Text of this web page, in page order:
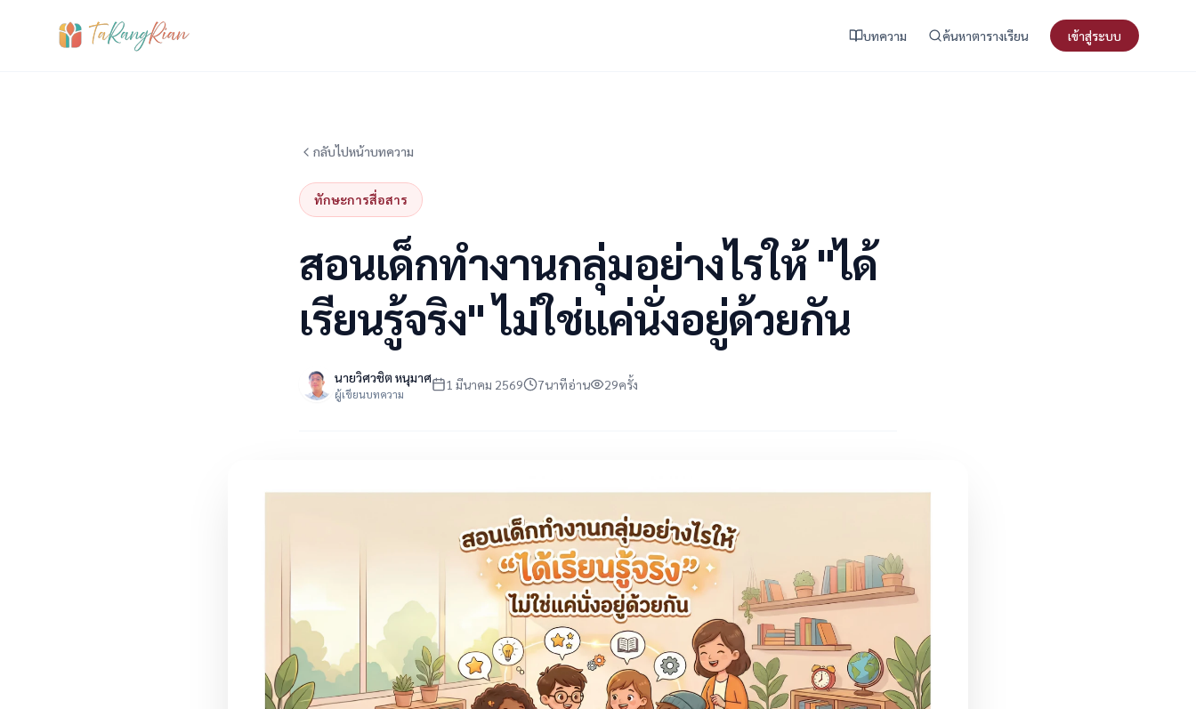
บทความ ค้นหาตารางเรียน เข้าสู่ระบบ
กลับไปหน้าบทความ
ทักษะการสื่อสาร
สอนเด็กทำงานกลุ่มอย่างไรให้ "ได้
เรียนรู้จริง" ไม่ใช่แค่นั่งอยู่ด้วยกัน
นายวิศวชิต หนุมาศ
ผู้เขียนบทความ
1 มีนาคม 2569 7นาทีอ่าน 29ครั้ง